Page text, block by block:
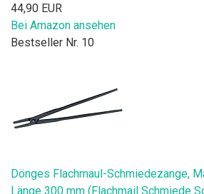
44,90 EUR
Bei Amazon ansehen
Bestseller Nr. 10
Dönges Flachmaul-Schmiedezange,
Länge 300 mm (Flachmail Schmiede